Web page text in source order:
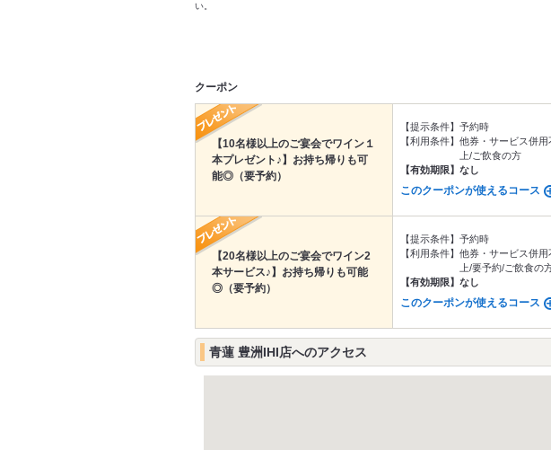
い。
クーポン
【10名様以上のご宴会でワイン１
本プレゼント♪】お持ち帰りも可
能◎（要予約）
【提示条件】 予約時
【利用条件】 他券・サービス併用
上/ご飲食の方
【有効期限】 なし
このクーポンが使えるコース
【20名様以上のご宴会でワイン2
本サービス♪】お持ち帰りも可能
◎（要予約）
【提示条件】 予約時
【利用条件】 他券・サービス併用
上/要予約/ご飲食の
【有効期限】 なし
このクーポンが使えるコース
青蓮 豊洲IHI店へのアクセス